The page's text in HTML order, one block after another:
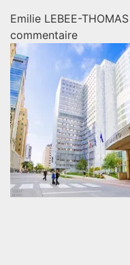
Emilie LEBEE-THOMAS
commentaire